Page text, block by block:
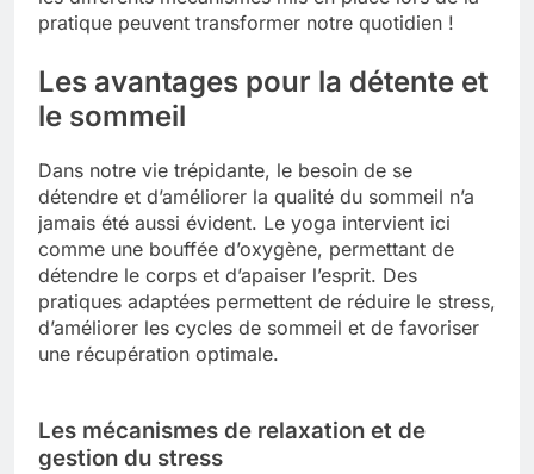
pratique peuvent transformer notre quotidien !
Les avantages pour la détente et
le sommeil
Dans notre vie trépidante, le besoin de se
détendre et d’améliorer la qualité du sommeil n’a
jamais été aussi évident. Le yoga intervient ici
comme une bouffée d’oxygène, permettant de
détendre le corps et d’apaiser l’esprit. Des
pratiques adaptées permettent de réduire le stress,
d’améliorer les cycles de sommeil et de favoriser
une récupération optimale.
Les mécanismes de relaxation et de
gestion du stress